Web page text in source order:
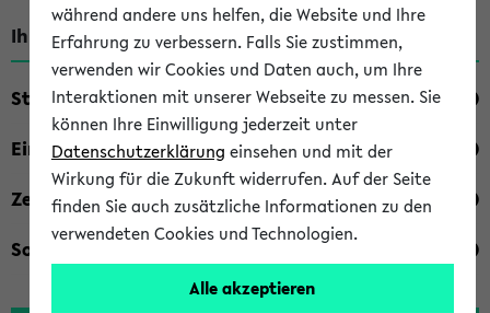
Ihre Suchkriterien:
Studienfach
Einrichtung
Zeiten
Sonstiges
während andere uns helfen, die Website und Ihre
Erfahrung zu verbessern. Falls Sie zustimmen,
verwenden wir Cookies und Daten auch, um Ihre
Interaktionen mit unserer Webseite zu messen. Sie
können Ihre Einwilligung jederzeit unter
Datenschutzerklärung einsehen und mit der
Wirkung für die Zukunft widerrufen. Auf der Seite
finden Sie auch zusätzliche Informationen zu den
verwendeten Cookies und Technologien.
Alle akzeptieren